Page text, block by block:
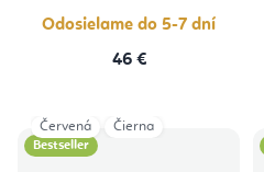
Odosielame do 5-7 dní
46 €
Bestseller
Červená Čierna